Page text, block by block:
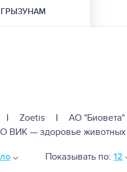
ГРЫЗУНАМ
| Zoetis | АО "Биовета"
ВИК — здоровье животных
Показывать по: 12